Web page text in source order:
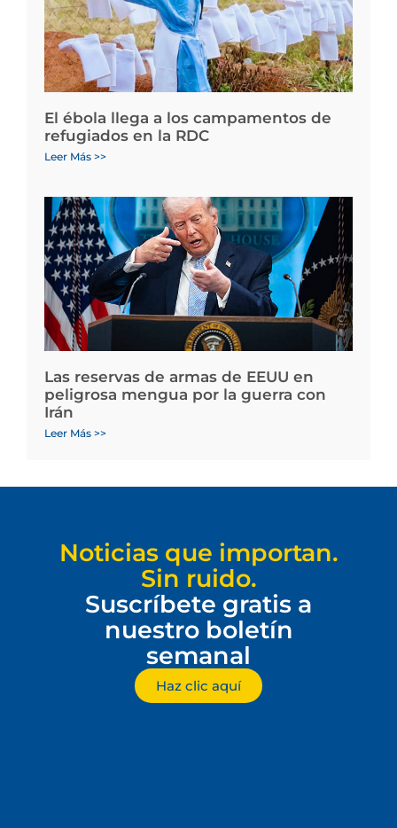
El ébola llega a los campamentos de
refugiados en la RDC
Leer Más >>
Las reservas de armas de EEUU en
peligrosa mengua por la guerra con
Irán
Leer Más >>
Noticias que importan.
Sin ruido.
Suscríbete gratis a
nuestro boletín
semanal
Haz clic aquí